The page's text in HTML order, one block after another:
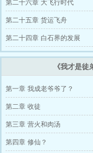
第二十六章 大飞行时代
第二十五章 货运飞舟
第二十四章 白石界的发展
《我才是
第一章 我成老爷爷了？
第二章 收徒
第三章 营火和肉汤
第四章 修仙？